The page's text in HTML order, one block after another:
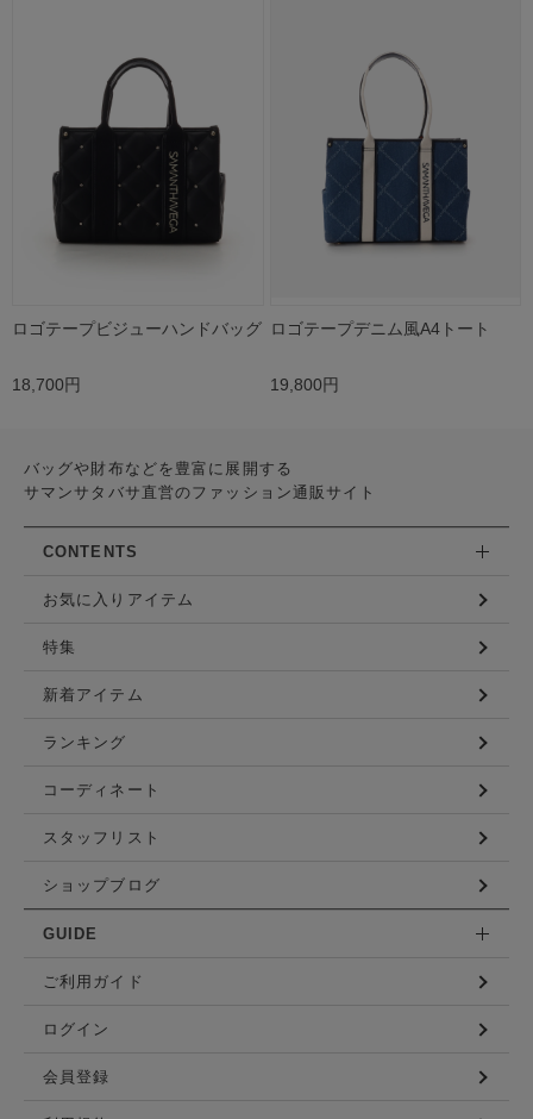
ロゴテープビジューハンドバッグ
18,700円
ロゴテープデニム風A4トート
19,800円
バッグや財布などを豊富に展開する
サマンサタバサ直営のファッション通販サイト
CONTENTS
お気に入りアイテム
特集
新着アイテム
ランキング
コーディネート
スタッフリスト
ショップブログ
GUIDE
ご利用ガイド
ログイン
会員登録